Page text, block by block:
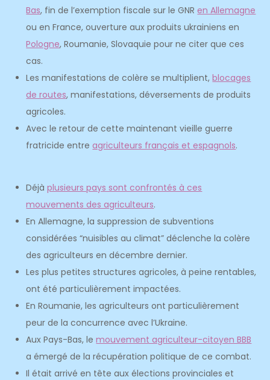
Bas, fin de l’exemption fiscale sur le GNR en Allemagne
ou en France, ouverture aux produits ukrainiens en
Pologne, Roumanie, Slovaquie pour ne citer que ces
cas.
Les manifestations de colère se multiplient,blocages
de routes, manifestations, déversements de produits
agricoles.
Avec le retour de cette maintenant vieille guerre
fratricide entreagriculteurs français et espagnols.
Déjàplusieurs pays sont confrontés à ces
mouvements des agriculteurs.
En Allemagne, la suppression de subventions
considérées “nuisibles au climat” déclenche la colère
des agriculteurs en décembre dernier.
Les plus petites structures agricoles, à peine rentables,
ont été particulièrement impactées.
En Roumanie, les agriculteurs ont particulièrement
peur de la concurrence avec l’Ukraine.
Aux Pays-Bas, lemouvement agriculteur-citoyen BBB
a émergé de la récupération politique de ce combat.
Il était arrivé en tête aux élections provinciales et